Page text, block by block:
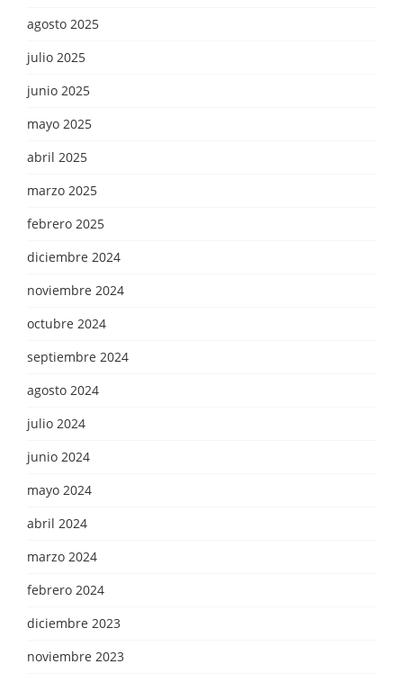
agosto 2025
julio 2025
junio 2025
mayo 2025
abril 2025
marzo 2025
febrero 2025
diciembre 2024
noviembre 2024
octubre 2024
septiembre 2024
agosto 2024
julio 2024
junio 2024
mayo 2024
abril 2024
marzo 2024
febrero 2024
diciembre 2023
noviembre 2023